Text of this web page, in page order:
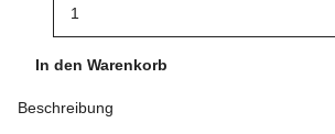
In den Warenkorb
Beschreibung